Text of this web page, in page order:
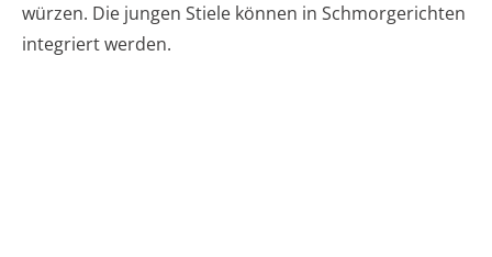
würzen. Die jungen Stiele können in Schmorgerichten
integriert werden.